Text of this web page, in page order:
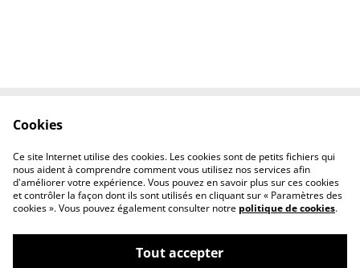
confidentialité
Politique de cookies
Cookies
Ce site Internet utilise des cookies. Les cookies sont de petits fichiers qui
nous aident à comprendre comment vous utilisez nos services afin
d'améliorer votre expérience. Vous pouvez en savoir plus sur ces cookies
et contrôler la façon dont ils sont utilisés en cliquant sur « Paramètres des
cookies ». Vous pouvez également consulter notre politique de cookies.
Tout accepter